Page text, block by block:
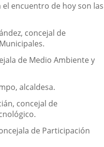
encuentro de hoy son las
concejal de
de Medio Ambiente y
alcaldesa.
concejal de
de Participación